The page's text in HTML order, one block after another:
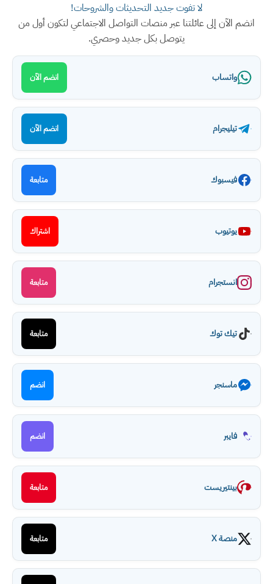
لا تفوت جديد التحديثات والشروحات!
انضم الآن إلى عائلتنا عبر منصات التواصل الاجتماعي لتكون أول من
يتوصل بكل جديد وحصري.
واتساب انضم الآن
تيليجرام انضم الآن
فيسبوك متابعة
يوتيوب اشتراك
انستجرام متابعة
تيك توك متابعة
ماسنجر انضم
فايبر انضم
بينتيريست متابعة
منصة X متابعة